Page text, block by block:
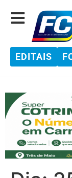
EDITAIS